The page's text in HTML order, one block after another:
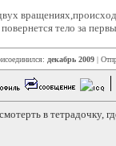
тело за
декабрь 2009 |
в тетрадочку,